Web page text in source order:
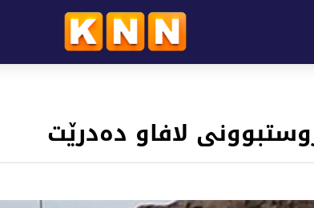
لافاو دەدرێت